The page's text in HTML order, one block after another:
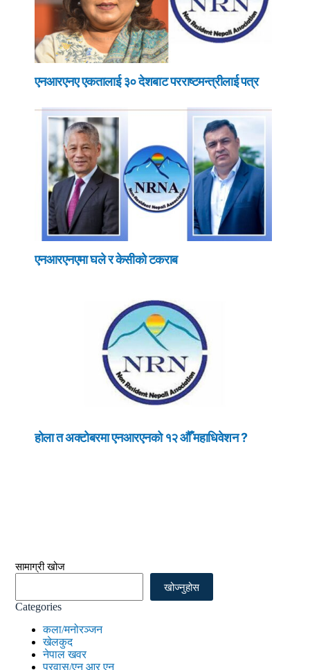
एनआरएनए एकतालाई ३० देशबाट परराष्टमन्त्रीलाई पत्र
एनआरएनएमा घले र केसीको टकराब
होला त अक्टोबरमा एनआरएनको १२ औँ महाधिवेशन ?
सामाग्री खोज
खोज्नुहोस
Categories
कला/मनोरञ्जन
खेलकुद
नेपाल खवर
प्रवास/एन आर एन